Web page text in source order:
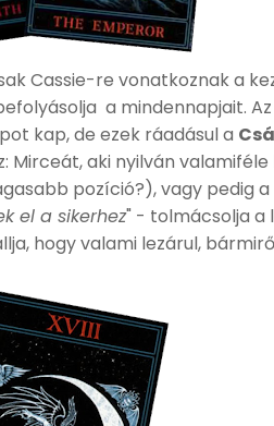
Cassie-re vonatkoznak a
a mindennapjait.
kap, de ezek ráadásul a
Mirceát, aki nyilván
pozíció?), vagy pedig
el a sikerhez" - tolmácsolja a
hogy valami lezárul,